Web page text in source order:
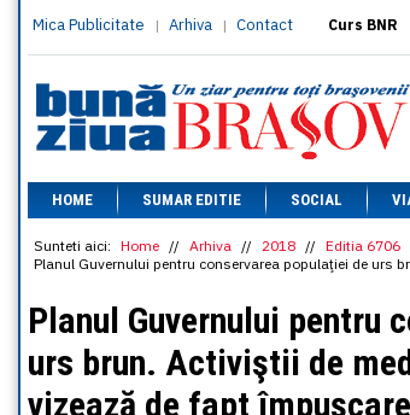
Mica Publicitate | Arhiva | Contact Curs BNR
HOME SUMAR EDITIE SOCIAL
Sunteti aici: Home // Arhiva // 2018 // Editia 6706
Planul Guvernului pentru conservarea populaţiei de urs
Planul Guvernului pentru
urs brun. Activiştii de
vizează de fapt